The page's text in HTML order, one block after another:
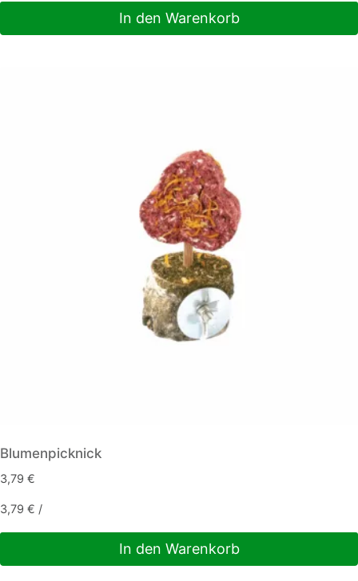
In den Warenkorb
Blumenpicknick
3,79 €
3,79 € /
In den Warenkorb